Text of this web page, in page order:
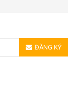
ĐĂNG KÝ